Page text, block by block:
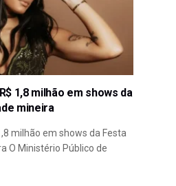
1,8 milhão em shows da
mineira
milhão em shows da Festa
O Ministério Público de